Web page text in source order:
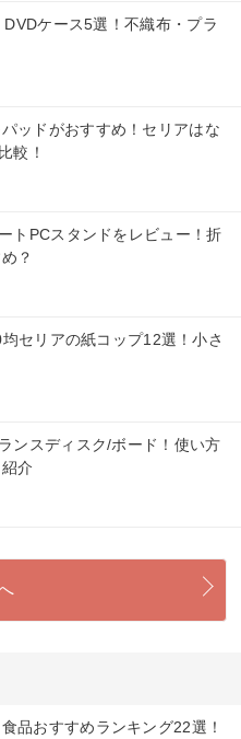
ケース5選！不織布・プラ
ッドがおすすめ！セリアはな
較！
トPCスタンドをレビュー！折
？
セリアの紙コップ12選！小さ
ンスディスク/ボード！使い方
介
品おすすめランキング22選！